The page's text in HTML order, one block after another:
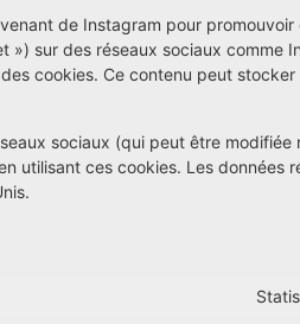
de Instagram pour
sur des réseaux sociaux comme
cookies. Ce contenu peut
sociaux (qui peut être modifiée
utilisant ces cookies. Les données